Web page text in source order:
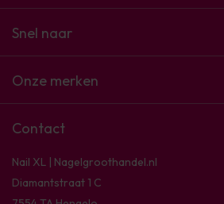
Snel naar
Onze merken
Contact
Nail XL | Nagelgroothandel.nl
Diamantstraat 1 C